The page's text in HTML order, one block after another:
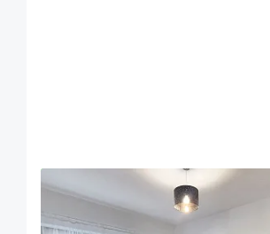
EXCLUSIVITATE
Apartament 2 camere zona Racadau
Brasov